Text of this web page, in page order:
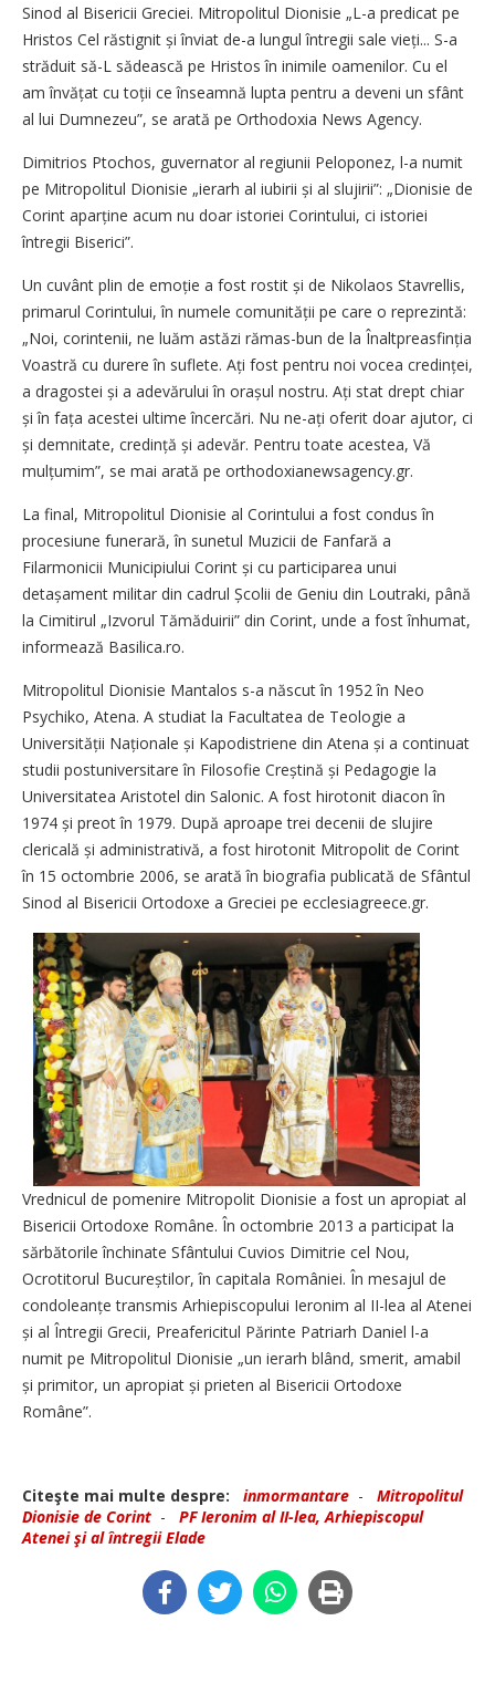
Sinod al Bisericii Greciei. Mitropolitul Dionisie „L-a predicat pe
Hristos Cel răstignit și înviat de-a lungul întregii sale vieți... S-a
străduit să-L sădească pe Hristos în inimile oamenilor. Cu el
am învățat cu toții ce înseamnă lupta pentru a deveni un sfânt
al lui Dumnezeu”, se arată pe Orthodoxia News Agency.
Dimitrios Ptochos, guvernator al regiunii Peloponez, l-a numit
pe Mitropolitul Dionisie „ierarh al iubirii și al slujirii”: „Dionisie de
Corint aparține acum nu doar istoriei Corintului, ci istoriei
întregii Biserici”.
Un cuvânt plin de emoție a fost rostit și de Nikolaos Stavrellis,
primarul Corintului, în numele comunității pe care o reprezintă:
„Noi, corintenii, ne luăm astăzi rămas-bun de la Înaltpreasfinția
Voastră cu durere în suflete. Ați fost pentru noi vocea credinței,
a dragostei și a adevărului în orașul nostru. Ați stat drept chiar
și în fața acestei ultime încercări. Nu ne-ați oferit doar ajutor, ci
și demnitate, credință și adevăr. Pentru toate acestea, Vă
mulțumim”, se mai arată pe orthodoxianewsagency.gr.
La final, Mitropolitul Dionisie al Corintului a fost condus în
procesiune funerară, în sunetul Muzicii de Fanfară a
Filarmonicii Municipiului Corint și cu participarea unui
detașament militar din cadrul Școlii de Geniu din Loutraki, până
la Cimitirul „Izvorul Tămăduirii” din Corint, unde a fost înhumat,
informează Basilica.ro.
Mitropolitul Dionisie Mantalos s-a născut în 1952 în Neo
Psychiko, Atena. A studiat la Facultatea de Teologie a
Universității Națio­nale și Kapodistriene din Atena și a continuat
studii postuniversitare în Filosofie Creștină și Pedagogie la
Universitatea Aristotel din Salonic. A fost hirotonit diacon în
1974 și preot în 1979. După aproape trei decenii de slujire
clericală și administrativă, a fost hirotonit Mitropolit de Corint
în 15 octombrie 2006, se arată în biografia publicată de Sfântul
Sinod al Bisericii Ortodoxe a Greciei pe ecclesiagreece.gr.
Vrednicul de pomenire Mitropolit Dionisie a fost un apropiat al
Bisericii Ortodoxe Române. În octombrie 2013 a participat la
sărbătorile închinate Sfântului Cuvios Dimitrie cel Nou,
Ocrotitorul Bucureștilor, în capitala României. În mesajul de
condoleanțe transmis Arhiepiscopului Ieronim al II-lea al Atenei
și al Întregii Grecii, Preafericitul Părinte Patriarh Daniel l-a
numit pe Mitropolitul Dionisie „un ierarh blând, smerit, amabil
și primitor, un apropiat și prieten al Bisericii Ortodoxe
Române”.
Citeşte mai multe despre: inmormantare - Mitropolitul
Dionisie de Corint - PF Ieronim al II-lea, Arhiepiscopul
Atenei şi al întregii Elade